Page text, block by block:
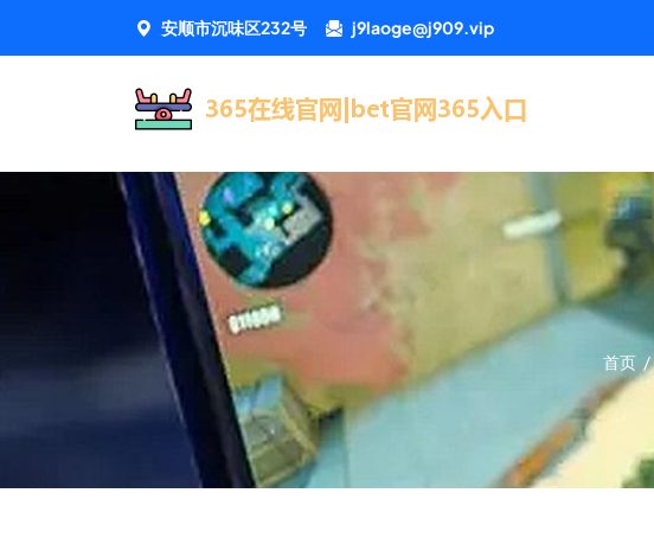
安顺市沉味区232号 j9laoge@j909.vip
首页 /